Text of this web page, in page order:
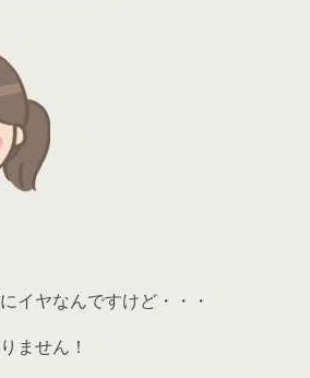
イヤなんですけど・・・
ません！